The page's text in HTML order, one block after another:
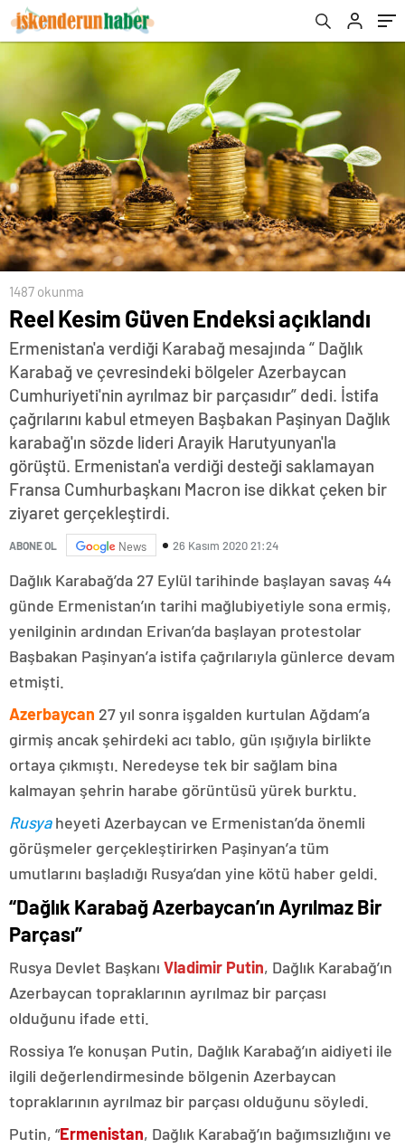
1487 okunma
Reel Kesim Güven Endeksi açıklandı
Ermenistan'a verdiği Karabağ mesajında “ Dağlık
Karabağ ve çevresindeki bölgeler Azerbaycan
Cumhuriyeti'nin ayrılmaz bir parçasıdır” dedi. İstifa
çağrılarını kabul etmeyen Başbakan Paşinyan Dağlık
karabağ'ın sözde lideri Arayik Harutyunyan'la
görüştü. Ermenistan'a verdiği desteği saklamayan
Fransa Cumhurbaşkanı Macron ise dikkat çeken bir
ziyaret gerçekleştirdi.
ABONE OL News 26 Kasım 2020 21:24
Dağlık Karabağ’da 27 Eylül tarihinde başlayan savaş 44
günde Ermenistan’ın tarihi mağlubiyetiyle sona ermiş,
yenilginin ardından Erivan’da başlayan protestolar
Başbakan Paşinyan’a istifa çağrılarıyla günlerce devam
etmişti.
Azerbaycan 27 yıl sonra işgalden kurtulan Ağdam’a
girmiş ancak şehirdeki acı tablo, gün ışığıyla birlikte
ortaya çıkmıştı. Neredeyse tek bir sağlam bina
kalmayan şehrin harabe görüntüsü yürek burktu.
Rusyaheyeti Azerbaycan ve Ermenistan’da önemli
görüşmeler gerçekleştirirken Paşinyan’a tüm
umutlarını başladığı Rusya’dan yine kötü haber geldi.
“Dağlık Karabağ Azerbaycan’ın Ayrılmaz Bir
Parçası”
Rusya Devlet Başkanı Vladimir Putin, Dağlık Karabağ’ın
Azerbaycan topraklarının ayrılmaz bir parçası
olduğunu ifade etti.
Rossiya 1’e konuşan Putin, Dağlık Karabağ’ın aidiyeti ile
ilgili değerlendirmesinde bölgenin Azerbaycan
topraklarının ayrılmaz bir parçası olduğunu söyledi.
Putin, “Ermenistan, Dağlık Karabağ’ın bağımsızlığını ve